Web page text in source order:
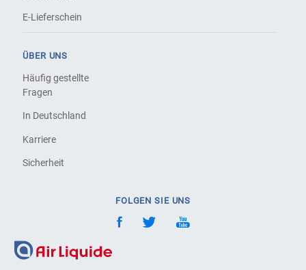
E-Lieferschein
ÜBER UNS
Häufig gestellte
Fragen
In Deutschland
Karriere
Sicherheit
FOLGEN SIE UNS